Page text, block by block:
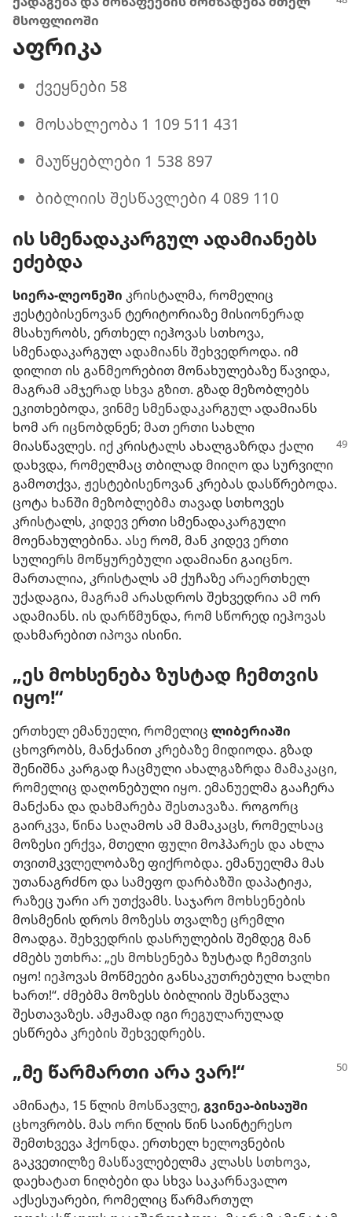
მსოფლიოში
აფრიკა
ქვეყნები 58
მოსახლეობა 1 109 511 431
მაუწყებლები 1 538 897
ბიბლიის შესწავლები 4 089 110
ის სმენადაკარგულ ადამიანებს
ეძებდა
სიერა-ლეონეში კრისტალმა, რომელიც
ჟესტებისენოვან ტერიტორიაზე მისიონერად
მსახურობს, ერთხელ იეჰოვას სთხოვა,
სმენადაკარგულ ადამიანს შეხვედროდა. იმ
დილით ის განმეორებით მონახულებაზე წავიდა,
მაგრამ ამჯერად სხვა გზით. გზად მეზობლებს
ეკითხებოდა, ვინმე სმენადაკარგულ ადამიანს
ხომ არ იცნობდნენ; მათ ერთი სახლი
მიასწავლეს. იქ კრისტალს ახალგაზრდა ქალი
დახვდა, რომელმაც თბილად მიიღო და სურვილი
გამოთქვა, ჟესტებისენოვან კრებას დასწრებოდა.
ცოტა ხანში მეზობლებმა თავად სთხოვეს
კრისტალს, კიდევ ერთი სმენადაკარგული
მოენახულებინა. ასე რომ, მან კიდევ ერთი
სულიერს მოწყურებული ადამიანი გაიცნო.
მართალია, კრისტალს ამ ქუჩაზე არაერთხელ
უქადაგია, მაგრამ არასდროს შეხვედრია ამ ორ
ადამიანს. ის დარწმუნდა, რომ სწორედ იეჰოვას
დახმარებით იპოვა ისინი.
„ეს მოხსენება ზუსტად ჩემთვის
იყო!“
ერთხელ ემანუელი, რომელიც ლიბერიაში
ცხოვრობს, მანქანით კრებაზე მიდიოდა. გზად
შენიშნა კარგად ჩაცმული ახალგაზრდა მამაკაცი,
რომელიც დაღონებული იყო. ემანუელმა გააჩერა
მანქანა და დახმარება შესთავაზა. როგორც
გაირკვა, წინა საღამოს ამ მამაკაცს, რომელსაც
მოზესი ერქვა, მთელი ფული მოჰპარეს და ახლა
თვითმკვლელობაზე ფიქრობდა. ემანუელმა მას
უთანაგრძნო და სამეფო დარბაზში დაპატიჟა,
რაზეც უარი არ უთქვამს. საჯარო მოხსენების
მოსმენის დროს მოზესს თვალზე ცრემლი
მოადგა. შეხვედრის დასრულების შემდეგ მან
ძმებს უთხრა: „ეს მოხსენება ზუსტად ჩემთვის
იყო! იეჰოვას მოწმეები განსაკუთრებული ხალხი
ხართ!“. ძმებმა მოზესს ბიბლიის შესწავლა
შესთავაზეს. ამჟამად იგი რეგულარულად
ესწრება კრების შეხვედრებს.
„მე წარმართი არა ვარ!“
ამინატა, 15 წლის მოსწავლე, გვინეა-ბისაუში
ცხოვრობს. მას ორი წლის წინ საინტერესო
შემთხვევა ჰქონდა. ერთხელ ხელოვნების
გაკვეთილზე მასწავლებელმა კლასს სთხოვა,
დაეხატათ ნიღბები და სხვა საკარნავალო
აქსესუარები, რომელიც წარმართულ